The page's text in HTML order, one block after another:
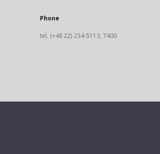
Phone
tel. (+48 22) 234-5113, 7400